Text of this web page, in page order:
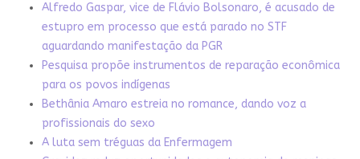
Alfredo Gaspar, vice de Flávio Bolsonaro, é acusado de
estupro em processo que está parado no STF
aguardando manifestação da PGR
Pesquisa propõe instrumentos de reparação econômica
para os povos indígenas
Bethânia Amaro estreia no romance, dando voz a
profissionais do sexo
A luta sem tréguas da Enfermagem